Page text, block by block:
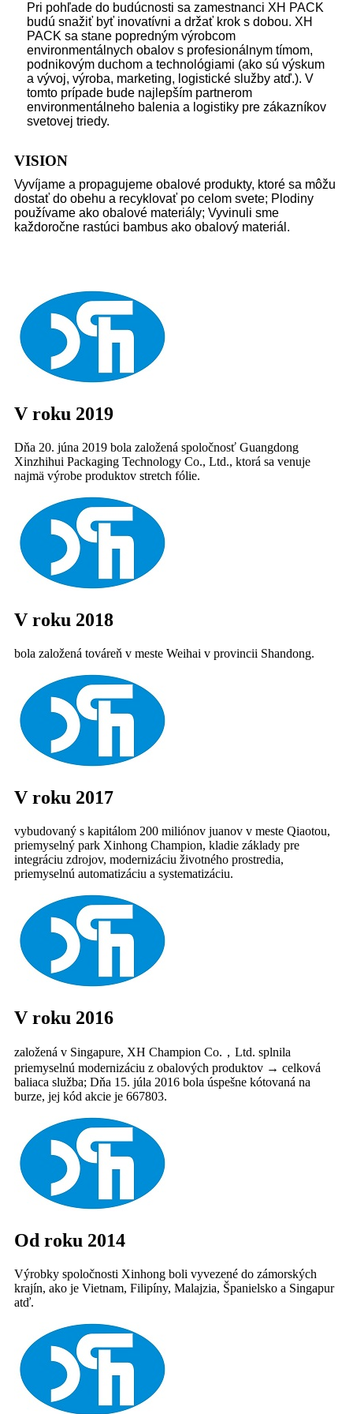
Pri pohľade do budúcnosti sa zamestnanci XH PACK
budú snažiť byť inovatívni a držať krok s dobou. XH
PACK sa stane popredným výrobcom
environmentálnych obalov s profesionálnym tímom,
podnikovým duchom a technológiami (ako sú výskum
a vývoj, výroba, marketing, logistické služby atď.). V
tomto prípade bude najlepším partnerom
environmentálneho balenia a logistiky pre zákazníkov
svetovej triedy.
VISION
Vyvíjame a propagujeme obalové produkty, ktoré sa môžu
dostať do obehu a recyklovať po celom svete; Plodiny
používame ako obalové materiály; Vyvinuli sme
každoročne rastúci bambus ako obalový materiál.
V roku 2019
Dňa 20. júna 2019 bola založená spoločnosť Guangdong
Xinzhihui Packaging Technology Co., Ltd., ktorá sa venuje
najmä výrobe produktov stretch fólie.
V roku 2018
bola založená továreň v meste Weihai v provincii Shandong.
V roku 2017
vybudovaný s kapitálom 200 miliónov juanov v meste Qiaotou,
priemyselný park Xinhong Champion, kladie základy pre
integráciu zdrojov, modernizáciu životného prostredia,
priemyselnú automatizáciu a systematizáciu.
V roku 2016
založená v Singapure, XH Champion Co.，Ltd. splnila
priemyselnú modernizáciu z obalových produktov → celková
baliaca služba; Dňa 15. júla 2016 bola úspešne kótovaná na
burze, jej kód akcie je 667803.
Od roku 2014
Výrobky spoločnosti Xinhong boli vyvezené do zámorských
krajín, ako je Vietnam, Filipíny, Malajzia, Španielsko a Singapur
atď.